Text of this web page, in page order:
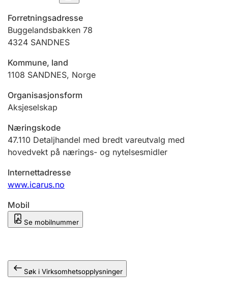
Tinglysing
Jeger
Ektepaktveileder
Offentlig sektor
Andre tema
Forretningsadresse
Buggelandsbakken 78
4324 SANDNES
Kommune, land
1108 SANDNES, Norge
Organisasjonsform
Aksjeselskap
Næringskode
47.110 Detaljhandel med bredt vareutvalg med
hovedvekt på nærings- og nytelsesmidler
Internettadresse
www.icarus.no
Mobil
Se mobilnummer
Søk i Virksomhetsopplysninger